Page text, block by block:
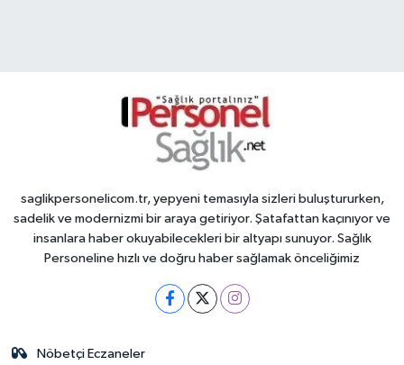
saglikpersonelicom.tr, yepyeni temasıyla sizleri buluştururken,
sadelik ve modernizmi bir araya getiriyor. Şatafattan kaçınıyor ve
insanlara haber okuyabilecekleri bir altyapı sunuyor. Sağlık
Personeline hızlı ve doğru haber sağlamak önceliğimiz
Nöbetçi Eczaneler